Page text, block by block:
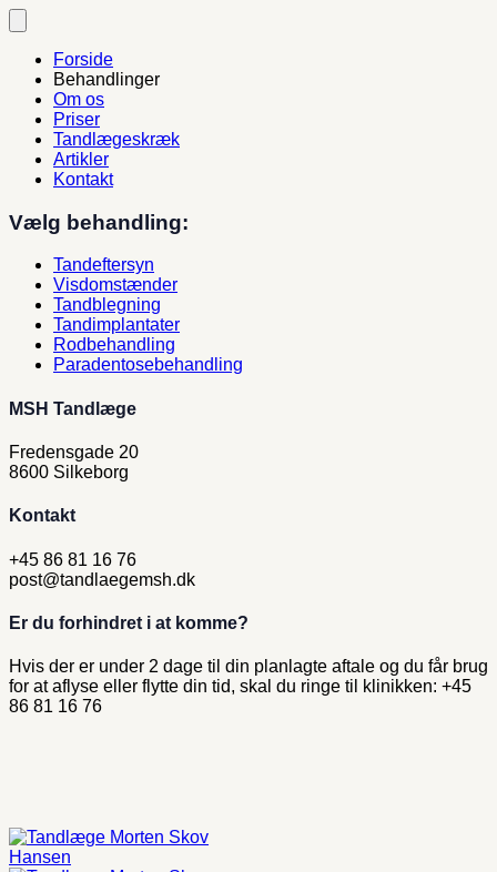
Fortsæt
til
indholdForside
Behandlinger
Om os
Priser
Tandlægeskræk
Artikler
Kontakt
Vælg behandling:
Tandeftersyn
Visdomstænder
Tandblegning
Tandimplantater
Rodbehandling
Paradentosebehandling
MSH Tandlæge
Fredensgade 20
8600 Silkeborg
Kontakt
+45 86 81 16 76
post@tandlaegemsh.dk
Er du forhindret i at komme?
Hvis der er under 2 dage til din planlagte aftale og du får brug
for at aflyse eller​ flytte din tid, skal du ringe til klinikken: +45
86 81 16 76